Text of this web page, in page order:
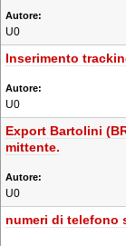
U0
Inserimento
U0
Export Bartolini
mittente.
U0
numeri di telefono